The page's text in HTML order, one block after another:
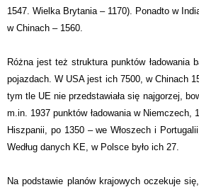
1547. Wielka Brytania – 1170). Ponadto w
w Chinach – 1560.
Różna jest też struktura punktów ładowania
pojazdach. W USA jest ich 7500, w Chinach
tym tle UE nie przedstawiała się najgorzej,
m.in. 1937 punktów ładowania w Niemczech,
Hiszpanii, po 1350 – we Włoszech i
Według danych KE, w Polsce było ich 27.
Na podstawie planów krajowych oczekuje